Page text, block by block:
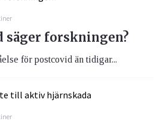
säger forskningen?
för postcovid än tidigar...